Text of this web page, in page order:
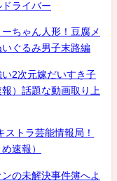
ライバー
ちゃん人形！豆腐メ
ぐるみ男子末路編
2次元嫁だいすき子
）話題な動画取り上
トラ芸能情報局！
速報）
の未解決事件簿へよ